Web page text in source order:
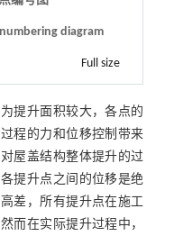
diagram
Full size
提升面积较大，各点的
程的力和位移控制带来
屋盖结构整体提升的过
提升点之间的位移是绝
差，所有提升点在施工
而在实际提升过程中，